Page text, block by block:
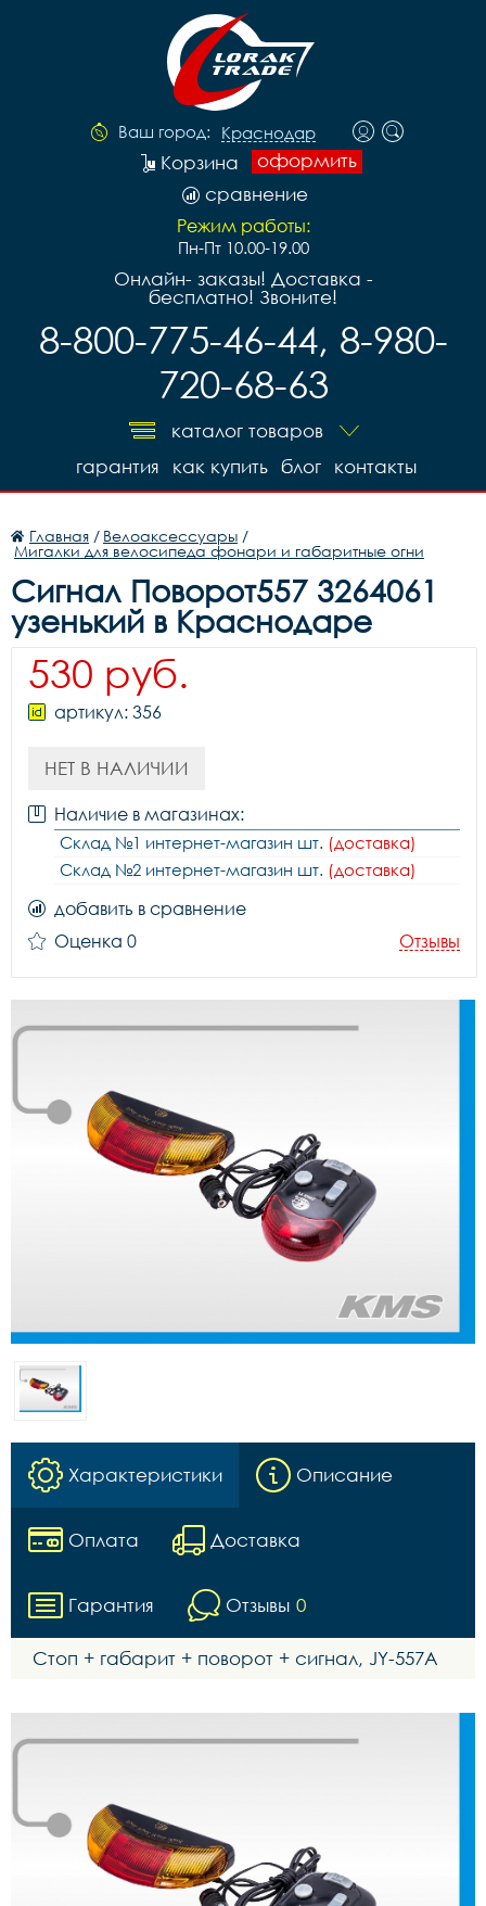
Ваш город: Краснодар
оформить
Корзина
сравнение
Режим работы:
Пн-Пт 10.00-19.00
Онлайн- заказы! Доставка -
бесплатно! Звоните!
8-800-775-46-44, 8-980-
720-68-63
каталог товаров
контакты
блог
как купить
гарантия
Главная / Велоаксессуары /
Мигалки для велосипеда фонари и габаритные огни
Сигнал Поворот557 3264061
узенький в Краснодаре
530 руб.
артикул: 356
НЕТ В НАЛИЧИИ
Наличие в магазинах:
Склад №1 интернет-магазин шт. (доставка)
Склад №2 интернет-магазин шт. (доставка)
добавить в сравнение
Оценка 0
Отзывы
Характеристики Описание
Оплата Доставка
Гарантия Отзывы 0
Стоп + габарит + поворот + сигнал, JY-557А